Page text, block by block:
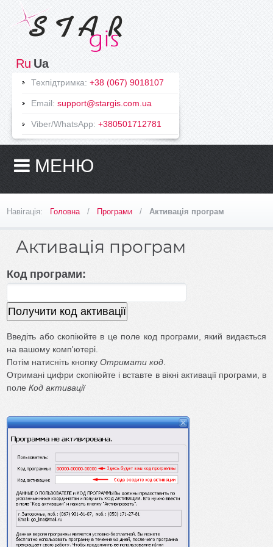
Ru Ua
Техпідтримка:+38 (067) 9018107
Email:support@stargis.com.ua
Viber/WhatsApp:+380501712781
головну
(укр.версія)
Конвертер
ГІС
Мобільний
Земельний
облік
Облік
орендних
Облік
землі
орендаря
XmlNgoPro
Активація
Хто
ми
Контакти
МЕНЮ
Навігація: Головна/ Програми /Активація програм
Активація програм
Код програми:
Введіть або скопіюйте в це поле код програми, який видається
на вашому комп'ютері.
Потім натисніть кнопкуОтримати код
Отримані цифри скопіюйте і вставте в вікні активації програми, в
полеКод активації